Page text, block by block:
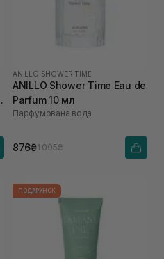
ANILLO SHOWER TIME
ANILLO Shower Time Eau de
Parfum 10 мл
Парфумована вода
876₴1 095₴
ПОДАРУНОК